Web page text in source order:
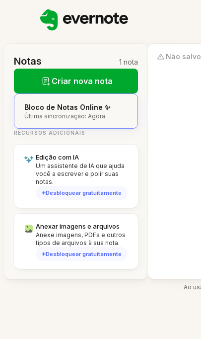
Notas 1 nota
Criar nova nota
Bloco de Notas Online ✨
Última sincronização: Agora
RECURSOS ADICIONAIS
Edição com IA
Um assistente de IA que ajuda
você a escrever e polir suas
notas.
Desbloquear gratuitamente
Anexar imagens e arquivos
Anexe imagens, PDFs e outros
tipos de arquivos à sua nota.
Desbloquear gratuitamente
Não salvo
Ao